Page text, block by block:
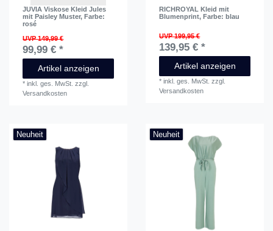
JUVIA Viskose Kleid Jules
mit Paisley Muster, Farbe:
rosé
UVP 149,99 €
99,99 € *
Artikel anzeigen
*inkl. ges. MwSt. zzgl.
Versandkosten
RICHROYAL Kleid mit
Blumenprint, Farbe: blau
UVP 199,95 €
139,95 € *
Artikel anzeigen
*inkl. ges. MwSt. zzgl.
Versandkosten
Neuheit Neuheit